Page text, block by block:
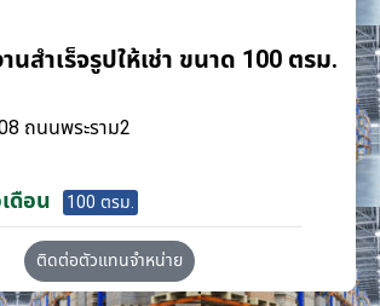
นสำเร็จรูปให้เช่า ขนาด 100 ตรม.
ถนนพระราม2
ดือน 100 ตรม.
ติดต่อตัวแทนจำหน่าย